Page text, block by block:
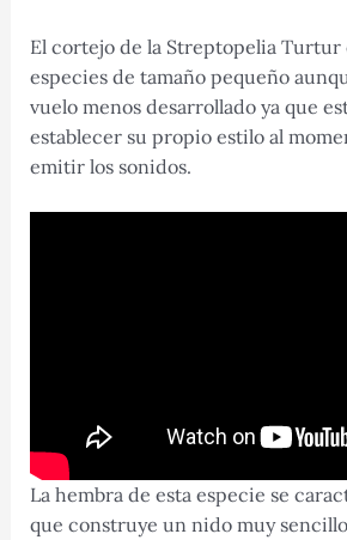
El cortejo de la Streptopelia Turtur
especies de tamaño pequeño
vuelo menos desarrollado ya que
establecer su propio estilo al
emitir los sonidos.
La hembra de esta especie se
que construye un nido muy